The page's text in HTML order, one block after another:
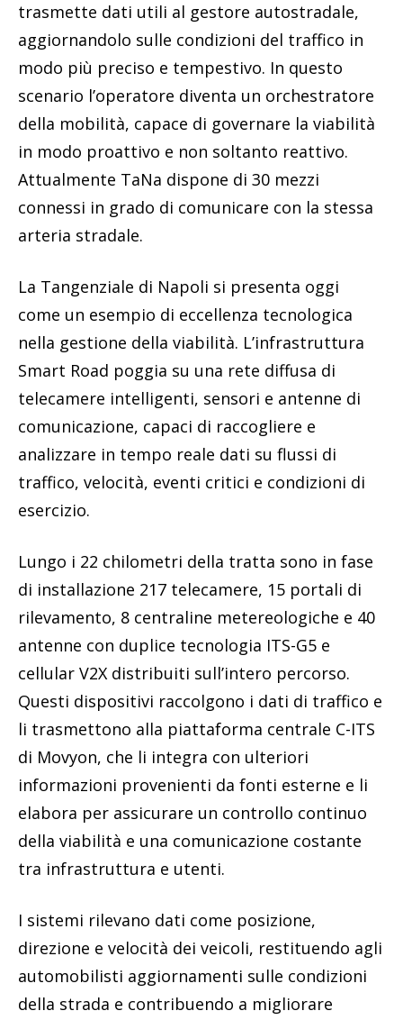
trasmette dati utili al gestore autostradale,
aggiornandolo sulle condizioni del traffico in
modo più preciso e tempestivo. In questo
scenario l’operatore diventa un orchestratore
della mobilità, capace di governare la viabilità
in modo proattivo e non soltanto reattivo.
Attualmente TaNa dispone di 30 mezzi
connessi in grado di comunicare con la stessa
arteria stradale.
La Tangenziale di Napoli si presenta oggi
come un esempio di eccellenza tecnologica
nella gestione della viabilità. L’infrastruttura
Smart Road poggia su una rete diffusa di
telecamere intelligenti, sensori e antenne di
comunicazione, capaci di raccogliere e
analizzare in tempo reale dati su flussi di
traffico, velocità, eventi critici e condizioni di
esercizio.
Lungo i 22 chilometri della tratta sono in fase
di installazione 217 telecamere, 15 portali di
rilevamento, 8 centraline metereologiche e 40
antenne con duplice tecnologia ITS-G5 e
cellular V2X distribuiti sull’intero percorso.
Questi dispositivi raccolgono i dati di traffico e
li trasmettono alla piattaforma centrale C-ITS
di Movyon, che li integra con ulteriori
informazioni provenienti da fonti esterne e li
elabora per assicurare un controllo continuo
della viabilità e una comunicazione costante
tra infrastruttura e utenti.
I sistemi rilevano dati come posizione,
direzione e velocità dei veicoli, restituendo agli
automobilisti aggiornamenti sulle condizioni
della strada e contribuendo a migliorare